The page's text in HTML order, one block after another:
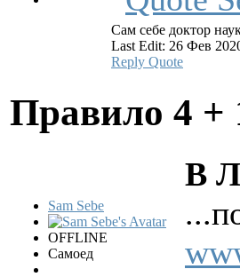
Сам себе доктор
Last Edit: 26 Фев
Reply Quote
Правило 4 +
Sam Sebe
OFFLINE
Самоед
В